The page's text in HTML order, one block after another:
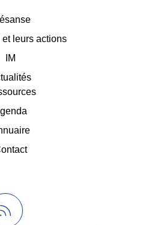
et leurs actions
IM